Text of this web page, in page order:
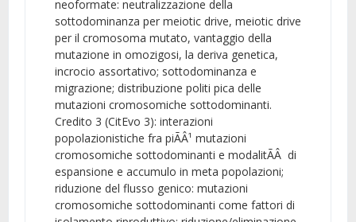
neoformate: neutralizzazione della
sottodominanza per meiotic drive, meiotic drive
per il cromosoma mutato, vantaggio della
mutazione in omozigosi, la deriva genetica,
incrocio assortativo; sottodominanza e
migrazione; distribuzione politi pica delle
mutazioni cromosomiche sottodominanti.
Credito 3 (CitEvo 3): interazioni
popolazionistiche fra piÃÂ¹ mutazioni
cromosomiche sottodominanti e modalitÃÂ di
espansione e accumulo in meta popolazioni;
riduzione del flusso genico: mutazioni
cromosomiche sottodominanti come fattori di